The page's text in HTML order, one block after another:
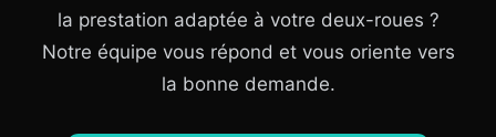
la prestation adaptée à votre deux-roues ?
Notre équipe vous répond et vous oriente vers
la bonne demande.